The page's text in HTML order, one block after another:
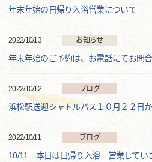
年末年始の日帰り入浴営業について
2022/10/13 お知らせ
年末年始のご予約は、お電話にてお問
2022/10/12 ブログ
浜松駅送迎シャトルバス１０月２２日か
2022/10/11 ブログ
10/11 本日は日帰り入浴 営業していま